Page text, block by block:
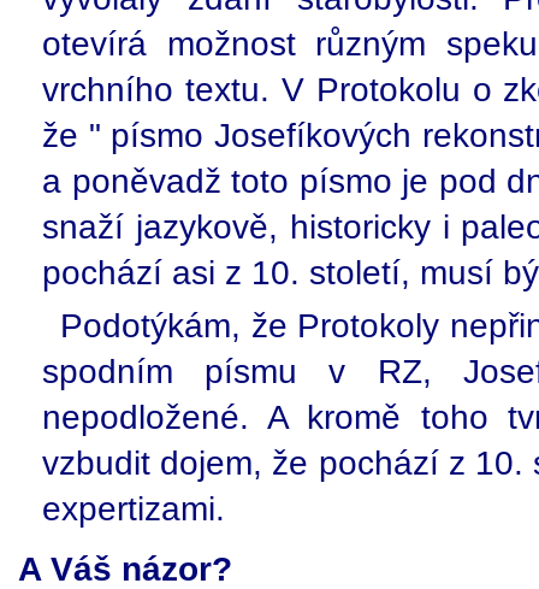
otevírá možnost různým
vrchního textu. V Protokolu o
že " písmo Josefíkových
a poněvadž toto písmo je pod
snaží jazykově, historicky i
pochází asi z 10. století, musí
Podotýkám, že Protokoly
spodním písmu v RZ,
nepodložené. A kromě toho
vzbudit dojem, že pochází z
expertizami.
A Váš názor?